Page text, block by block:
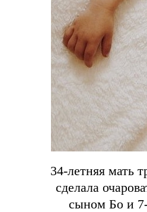
34-летняя мать
сделала
сыном Бо и